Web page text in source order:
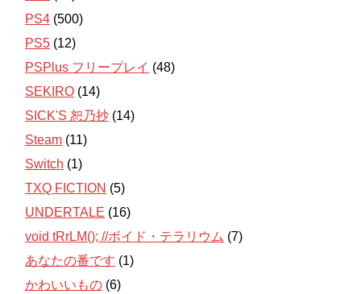
PS4 (500)
PS5 (12)
PSPlus フリープレイ (48)
SEKIRO (14)
SICK'S 恕乃抄 (14)
Steam (11)
Switch (1)
TXQ FICTION (5)
UNDERTALE (16)
void tRrLM(); //ボイド・テラリウム (7)
あなたの番です (1)
かわいいもの (6)